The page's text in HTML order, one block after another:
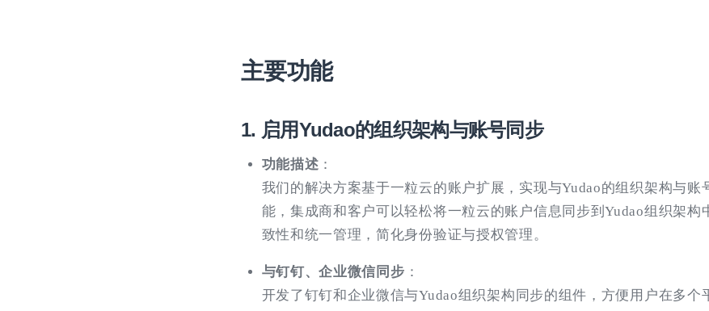
主要功能
1. 启用Yudao的组织架构与账号同步
功能描述 ：
我们的解决方案基于一粒云的账户扩展，实现与Yudao的组织架构与账
能，集成商和客户可以轻松将一粒云的账户信息同步到Yudao组织架构
致性和统一管理，简化身份验证与授权管理。
与钉钉、企业微信同步 ：
开发了钉钉和企业微信与Yudao组织架构同步的组件，方便用户在多个